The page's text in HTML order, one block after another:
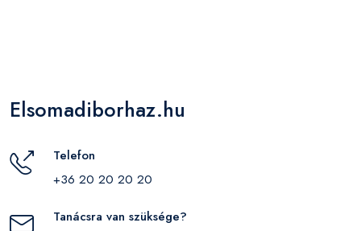
Elsomadiborhaz.hu
Telefon
+36 20 20 20 20
Tanácsra van szüksége?